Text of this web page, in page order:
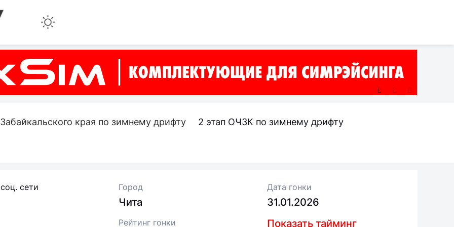
края по зимнему дрифту 2 этап ОЧЗК по зимнему дрифту
сети Город
Чита
Дата гонки
31.01.2026
Рейтинг гонки Показать тайминг